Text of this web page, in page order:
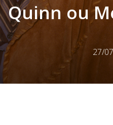
Quinn ou
27/